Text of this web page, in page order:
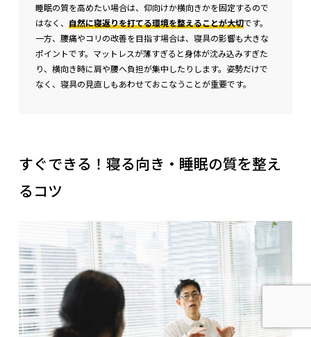
睡眠の質を高めたい場合は、仰向けか横向きかを固定するので
はなく、 自然に寝返りを打てる環境を整えることが大切です。
一方、腰痛やコリの改善を目指す場合は、寝具の影響も大きな
ポイントです。マットレスが薄すぎると身体が沈み込みすぎた
り、横向き時に肩や腰へ負担が集中したりします。姿勢だけで
なく、寝具の見直しもあわせておこなうことが重要です。
すぐできる！寝る向き・睡眠の質を整え
るコツ